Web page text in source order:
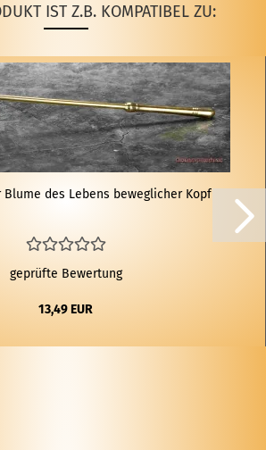
IST Z.B. KOMPATIBEL ZU:
Blume des Le­bens be­weg­li­cher Kopf
geprüfte Bewertung
13,49 EUR